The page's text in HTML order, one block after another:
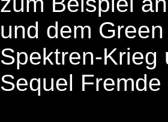
und dem
Spektren-Krieg
Sequel